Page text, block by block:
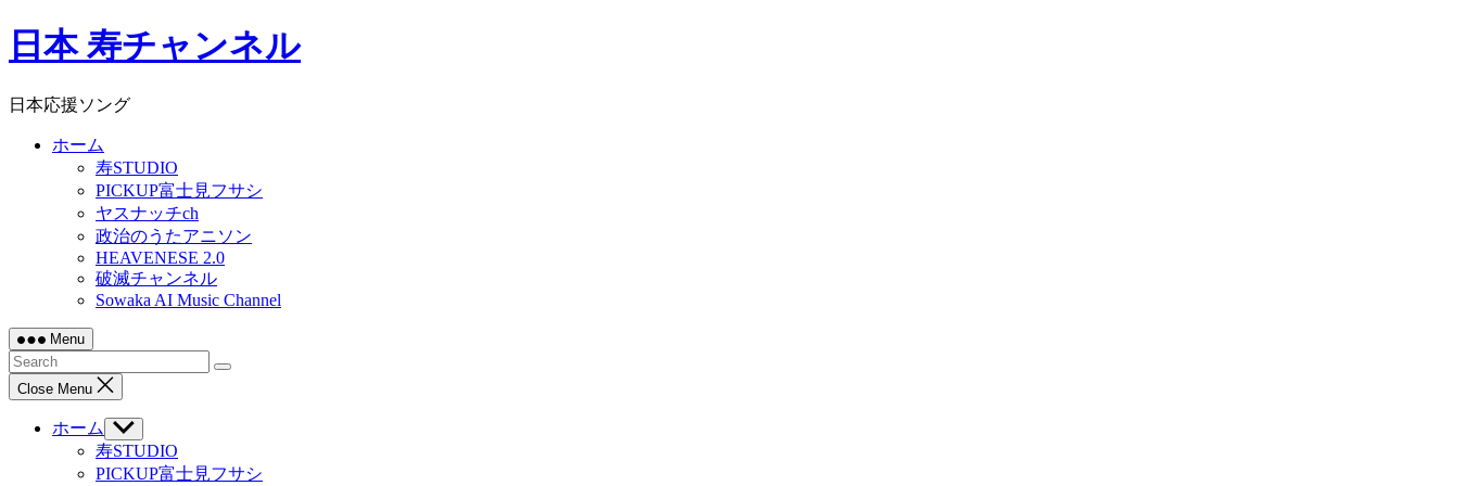
Skip
to日本 寿チャンネル
日本応援ソング
ホーム
寿STUDIO
PICKUP富士見フサシ
ヤスナッチch
政治のうたアニソン
HEAVENESE 2.0
破滅チャンネル
Sowaka AI Music Channel
Menu
Close Menu
ホーム
Show
sub
menu
寿STUDIO
PICKUP富士見フサシ